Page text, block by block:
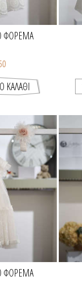
ΦΌΡΕΜΑ
ΦΌΡΕΜΑ